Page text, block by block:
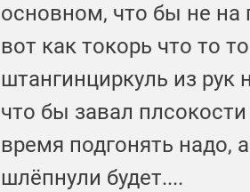
основном, что бы не на
вот как токорь что то
штангинциркуль из рук
что бы завал
время подгонять надо,
шлёпнули будет....